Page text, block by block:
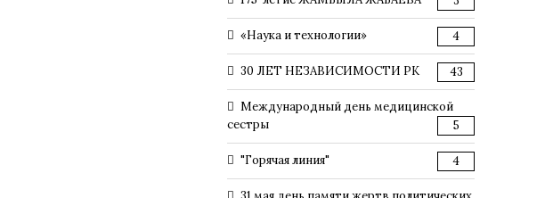
«Наука и технологии» 4
30 ЛЕТ НЕЗАВИСИМОСТИ РК 43
Международный день медицинской
сестры
5
"Горячая линия" 4